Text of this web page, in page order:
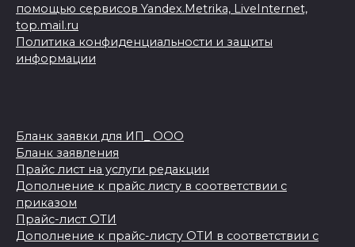
помощью сервисов Yandex.Metrika, LiveInternet,
top.mail.ru
Политика конфиденциальности и защиты
информации
Бланк заявки для ИП_ ООО
Бланк заявления
Прайс лист на услуги редакции
Дополнение к прайс листу в соответствии с
приказом
Прайс-лист ОТИ
Дополнение к прайс-листу ОТИ в соответствии с